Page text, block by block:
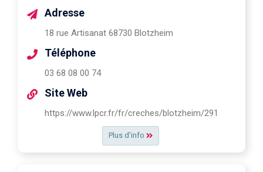
Plus d'info
Adresse
18 rue Artisanat 68730 Blotzheim
Téléphone
03 68 08 00 74
Site Web
https://www.lpcr.fr/fr/creches/blotzheim/291